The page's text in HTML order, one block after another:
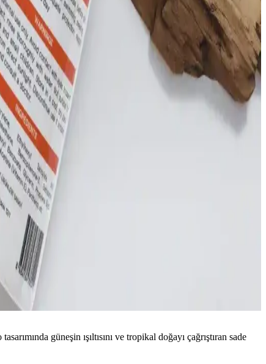
güneşin ışıltısını ve tropikal doğayı çağrıştıran sade